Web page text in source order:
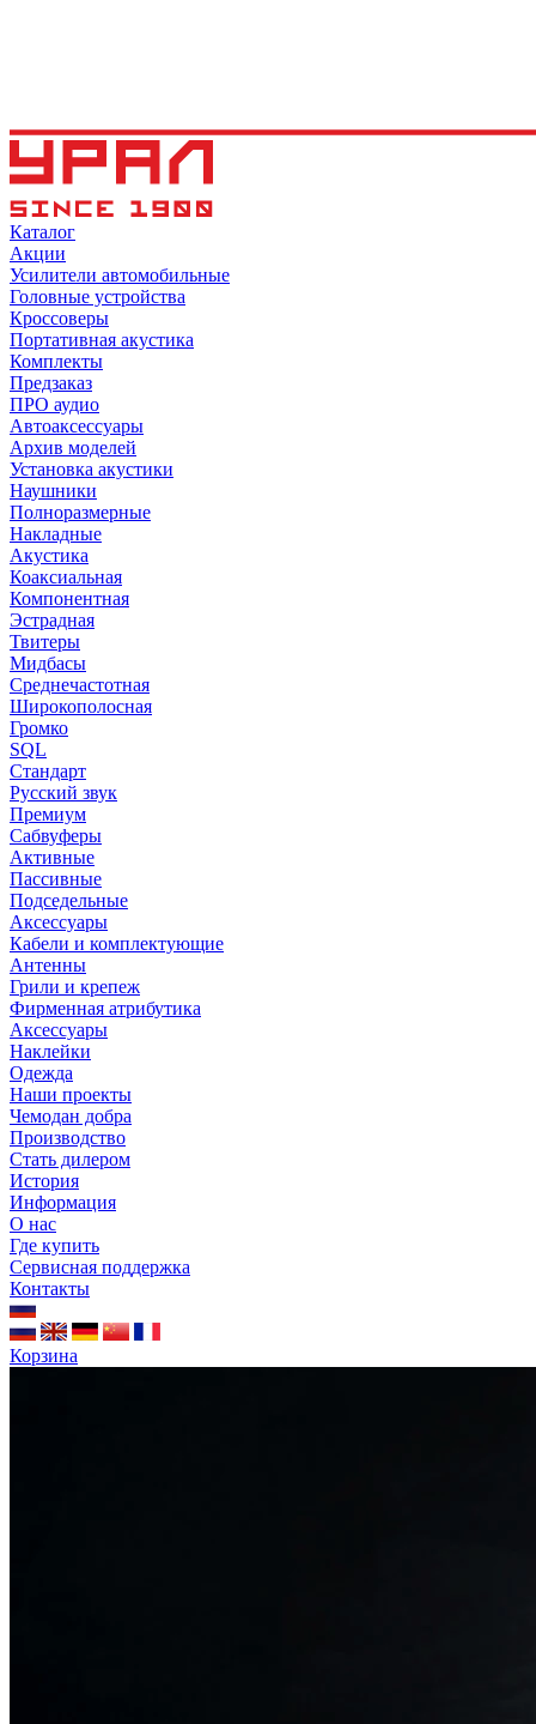
Каталог
Акции
Усилители автомобильные
Головные устройства
Кроссоверы
Портативная акустика
Комплекты
Предзаказ
ПРО аудио
Автоаксессуары
Архив моделей
Установка акустики
Наушники
Полноразмерные
Накладные
Акустика
Коаксиальная
Компонентная
Эстрадная
Твитеры
Мидбасы
Среднечастотная
Широкополосная
Громко
SQL
Стандарт
Русский звук
Премиум
Сабвуферы
Активные
Пассивные
Подседельные
Аксессуары
Кабели и комплектующие
Антенны
Грили и крепеж
Фирменная атрибутика
Аксессуары
Наклейки
Одежда
Наши проекты
Чемодан добра
Производство
Стать дилером
История
Информация
О нас
Где купить
Сервисная поддержка
Контакты
Корзина